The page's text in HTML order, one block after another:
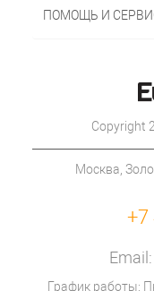
ПОМОЩЬ И
Copyright
Москва,
+7
Email:
График работы: